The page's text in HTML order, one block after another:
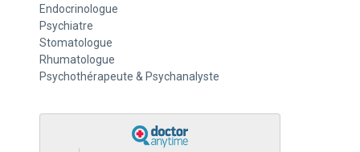
Endocrinologue
Psychiatre
Stomatologue
Rhumatologue
Psychothérapeute & Psychanalyste